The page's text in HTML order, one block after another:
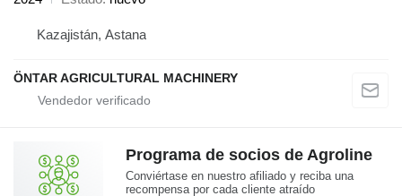
Kazajistán, Astana
ÖNTAR AGRICULTURAL MACHINERY
Programa de socios de Agroline
Conviértase en nuestro afiliado y reciba una
recompensa por cada cliente atraído